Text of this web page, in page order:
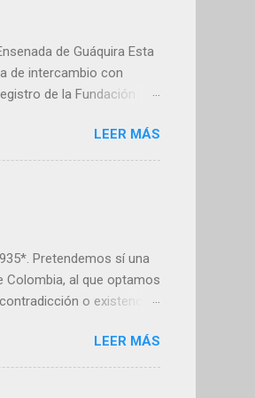
de Guáquira Esta
de intercambio con
de la Fundación
como miembros de
en Noruega y cuya
que
desarrollo y
LEER MÁS
Pretendemos sí una
Colombia, al que optamos
o existencia
pictogramas. Se
sector El Mortiñal.
leyenda
LEER MÁS